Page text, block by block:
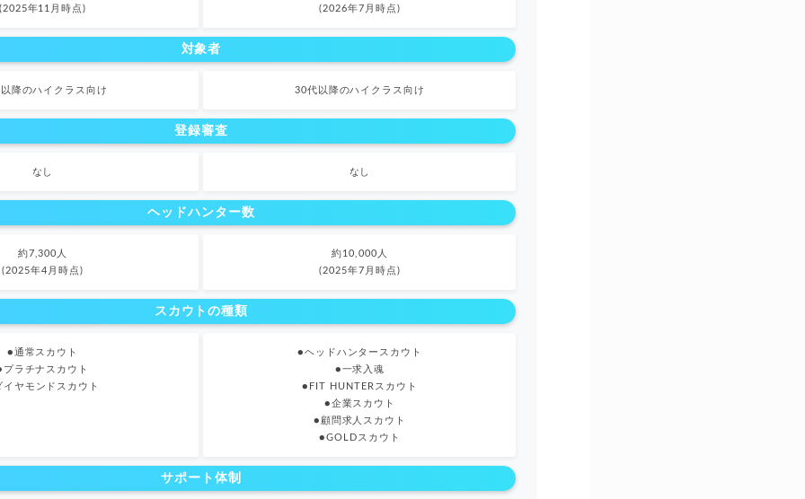
年11月時点) (2026年7月時点)
対象者
降のハイクラス向け 30代以降のハイクラス向け
登録審査
なし なし
ヘッドハンター数
約7,300人
(2025年4月時点)
約10,000人
(2025年7月時点)
スカウトの種類
●通常スカウト
プラチナスカウト
イヤモンドスカウト
●ヘッドハンタースカウト
●一求入魂
●FIT HUNTERスカウト
●企業スカウト
●顧問求人スカウト
●GOLDスカウト
サポート体制